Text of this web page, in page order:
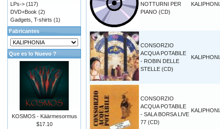
NOTTURNI PER
PIANO (CD)
CONSORZIO
ACQUA POTABILE
- ROBIN DELLE
STELLE (CD)
CONSORZIO
ACQUA POTABILE
- SALA BORSA LIVE
77 (CD)
LPs-> (117)
DVD+Book (2)
Gadgets, T-shirts (1)
Fabricantes
Que es lo Nuevo ?
KOSMOS - Käärmesormus
$17.10